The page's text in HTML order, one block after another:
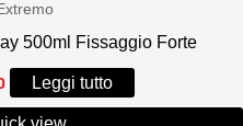
500ml Fissaggio Forte
Il
prezzo
attuale
Leggi tutto